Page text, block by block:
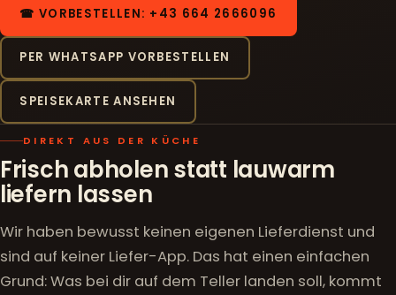
☎ VORBESTELLEN: +43 664 2666096
PER WHATSAPP VORBESTELLEN
SPEISEKARTE ANSEHEN
DIREKT AUS DER KÜCHE
Frisch abholen statt lauwarm
liefern lassen
Wir haben bewusst keinen eigenen Lieferdienst und
sind auf keiner Liefer-App. Das hat einen einfachen
Grund: Was bei dir auf dem Teller landen soll, kommt